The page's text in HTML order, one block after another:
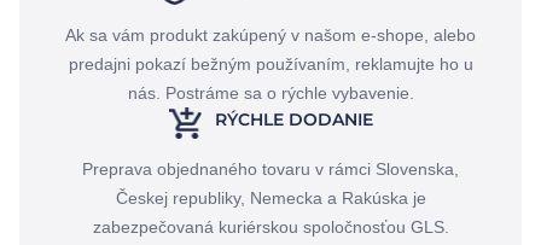
Ak sa vám produkt zakúpený v našom e-shope, alebo
predajni pokazí bežným používaním, reklamujte ho u
nás. Postráme sa o rýchle vybavenie.
RÝCHLE DODANIE
Preprava objednaného tovaru v rámci Slovenska,
Českej republiky, Nemecka a Rakúska je
zabezpečovaná kuriérskou spoločnosťou GLS.